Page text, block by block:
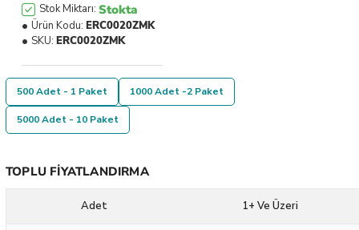
Stok Miktarı: Stokta
Ürün Kodu: ERC0020ZMK
SKU: ERC0020ZMK
500 Adet - 1 Paket 1000 Adet -2 Paket
5000 Adet - 10 Paket
TOPLU FIYATLANDIRMA
Adet 1+ Ve Üzeri